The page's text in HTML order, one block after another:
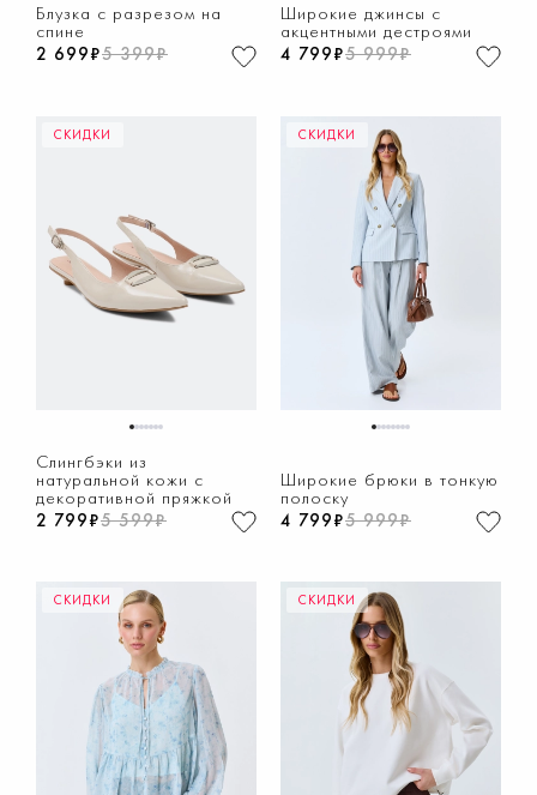
Блузка с разрезом на
спине
2 699₽5 399₽
Широкие джинсы с
акцентными дестроями
4 799₽5 999₽
СКИДКИ
1234567
Слингбэки из
натуральной кожи с
декоративной пряжкой
2 799₽5 599₽
СКИДКИ
12345678
Широкие брюки в тонкую
полоску
4 799₽5 999₽
СКИДКИ СКИДКИ